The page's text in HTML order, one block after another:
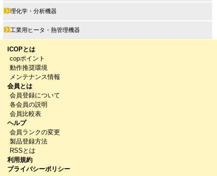
理化学・分析機器
工業用ヒータ・熱管理機器
ICOPとは
copポイント
動作推奨環境
メンテナンス情報
会員とは
会員登録について
各会員の説明
会員比較表
ヘルプ
会員ランクの変更
製品登録方法
RSSとは
利用規約
プライバシーポリシー